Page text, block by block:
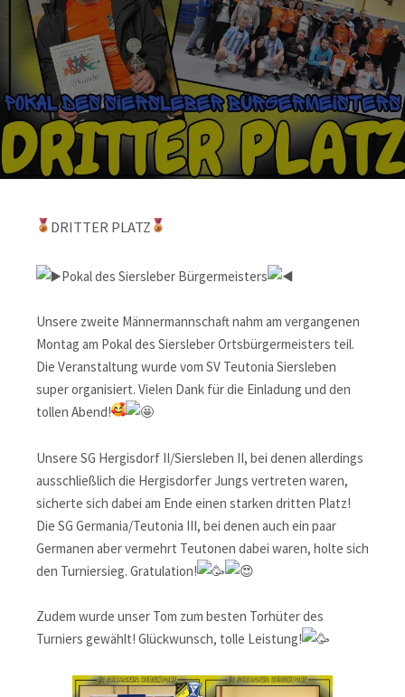
DRITTER PLATZ
Pokal des Siersleber Bürgermeisters
Unsere zweite Männermannschaft nahm am vergangenen
Montag am Pokal des Siersleber Ortsbürgermeisters teil.
Die Veranstaltung wurde vom SV Teutonia Siersleben
super organisiert. Vielen Dank für die Einladung und den
tollen Abend!
Unsere SG Hergisdorf II/Siersleben II, bei denen allerdings
ausschließlich die Hergisdorfer Jungs vertreten waren,
sicherte sich dabei am Ende einen starken dritten Platz!
Die SG Germania/Teutonia III, bei denen auch ein paar
Germanen aber vermehrt Teutonen dabei waren, holte sich
den Turniersieg. Gratulation!
Zudem wurde unser Tom zum besten Torhüter des
Turniers gewählt! Glückwunsch, tolle Leistung!